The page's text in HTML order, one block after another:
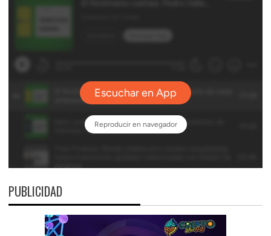
PUBLICIDAD